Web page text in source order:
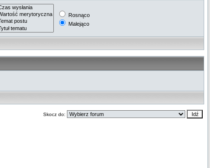
Rosnąco
Malejąco
Skocz do: